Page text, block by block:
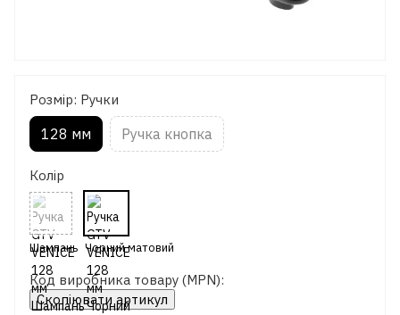
Розмір: Ручки
128 мм Ручка кнопка
Колір
Код виробника товару (MPN):
Скопіювати артикул